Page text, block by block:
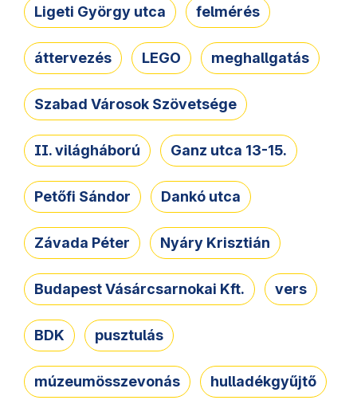
Ligeti György utca felmérés
áttervezés LEGO meghallgatás
Szabad Városok Szövetsége
II. világháború Ganz utca 13-15.
Petőfi Sándor Dankó utca
Závada Péter Nyáry Krisztián
Budapest Vásárcsarnokai Kft. vers
BDK pusztulás
múzeumösszevonás hulladékgyűjtő